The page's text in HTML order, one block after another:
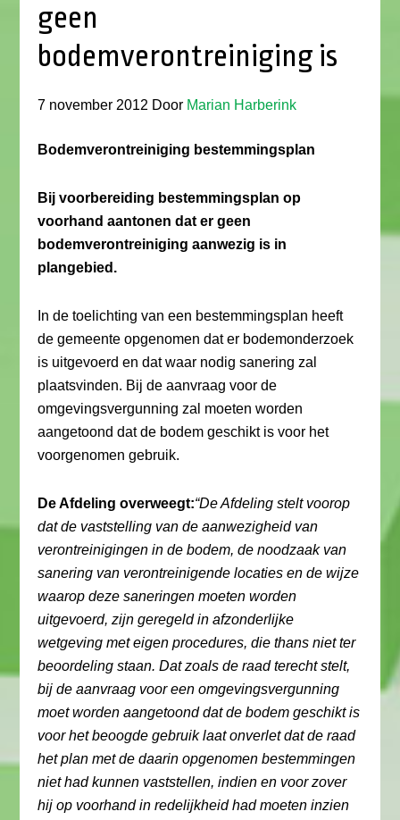
geen
bodemverontreiniging is
7 november 2012 Door Marian Harberink
Bodemverontreiniging bestemmingsplan
Bij voorbereiding bestemmingsplan op
voorhand aantonen dat er geen
bodemverontreiniging aanwezig is in
plangebied.
In de toelichting van een bestemmingsplan heeft
de gemeente opgenomen dat er bodemonderzoek
is uitgevoerd en dat waar nodig sanering zal
plaatsvinden. Bij de aanvraag voor de
omgevingsvergunning zal moeten worden
aangetoond dat de bodem geschikt is voor het
voorgenomen gebruik.
De Afdeling overweegt:“De Afdeling stelt voorop
dat de vaststelling van de aanwezigheid van
verontreinigingen in de bodem, de noodzaak van
sanering van verontreinigende locaties en de wijze
waarop deze saneringen moeten worden
uitgevoerd, zijn geregeld in afzonderlijke
wetgeving met eigen procedures, die thans niet ter
beoordeling staan. Dat zoals de raad terecht stelt,
bij de aanvraag voor een omgevingsvergunning
moet worden aangetoond dat de bodem geschikt is
voor het beoogde gebruik laat onverlet dat de raad
het plan met de daarin opgenomen bestemmingen
niet had kunnen vaststellen, indien en voor zover
hij op voorhand in redelijkheid had moeten inzien